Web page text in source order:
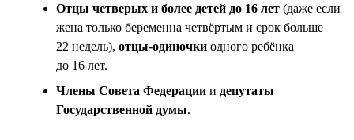
Отцы четверых и более детей до 16 лет (даже если
жена только беременна четвёртым и срок больше
22 недель), отцы-одиночки одного ребёнка
до 16 лет.
Члены Совета Федерации и депутаты
Государственной думы.